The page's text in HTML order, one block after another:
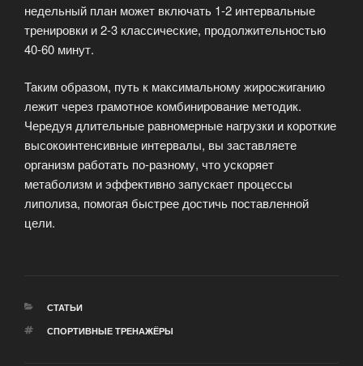
недельный план может включать 1-2 интервальные
тренировки и 2-3 классические, продолжительностью
40-60 минут.
Таким образом, путь к максимальному жиросжиганию
лежит через грамотное комбинирование методик.
Чередуя длительные равномерные нагрузки и короткие
высокоинтенсивные интервалы, вы заставляете
организм работать по-разному, что ускоряет
метаболизм и эффективно запускает процессы
липолиза, помогая быстрее достичь поставленной
цели.
РУБРИКИ
СТАТЬИ
МЕТКИ
СПОРТИВНЫЕ ТРЕНАЖЁРЫ